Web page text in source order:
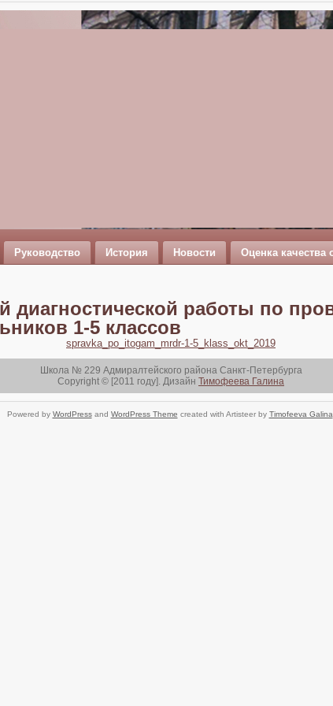
Руководство История Новости Оценка качества
диагностической работы по
1-5 классов
spravka_po_itogam_mrdr-1-5_klass_okt_2019
Школа № 229 Адмиралтейского района Санкт-Петербурга
Copyright © [2011 году]. Дизайн Тимофеева Галина
Powered by WordPressand WordPress Theme created with Artisteer by Timofeeva Galina